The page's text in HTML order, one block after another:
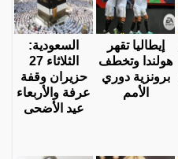
إيطاليا تقهر
هولندا وتخطف
برونزية دوري
الأمم
السعودية:
الثلاثاء 27
حزيران وقفة
عرفة والأربعاء
عيد الأضحى